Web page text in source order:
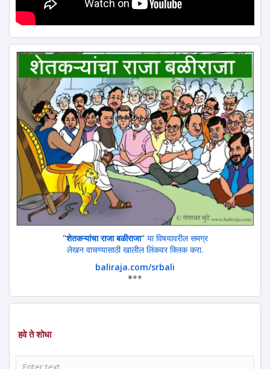
"शेतकऱ्यांचा राजा बळीराजा"या विषयावरील समग्र
लेखन वाचण्यासाठी खालील लिंकवर क्लिक करा.
baliraja.com/srbali
***
हवे ते शोधा
शोध